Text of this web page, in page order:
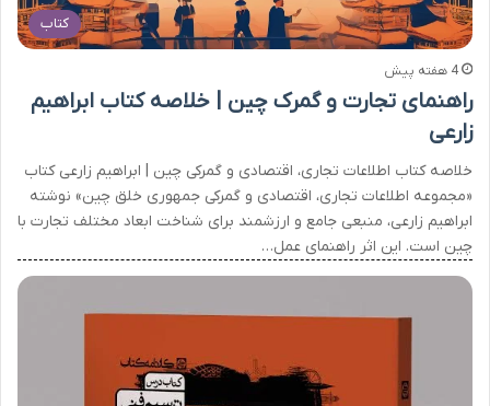
کتاب
4 هفته پیش
راهنمای تجارت و گمرک چین | خلاصه کتاب ابراهیم
زارعی
خلاصه کتاب اطلاعات تجاری، اقتصادی و گمرکی چین | ابراهیم زارعی کتاب
«مجموعه اطلاعات تجاری، اقتصادی و گمرکی جمهوری خلق چین» نوشته
ابراهیم زارعی، منبعی جامع و ارزشمند برای شناخت ابعاد مختلف تجارت با
چین است. این اثر راهنمای عمل…